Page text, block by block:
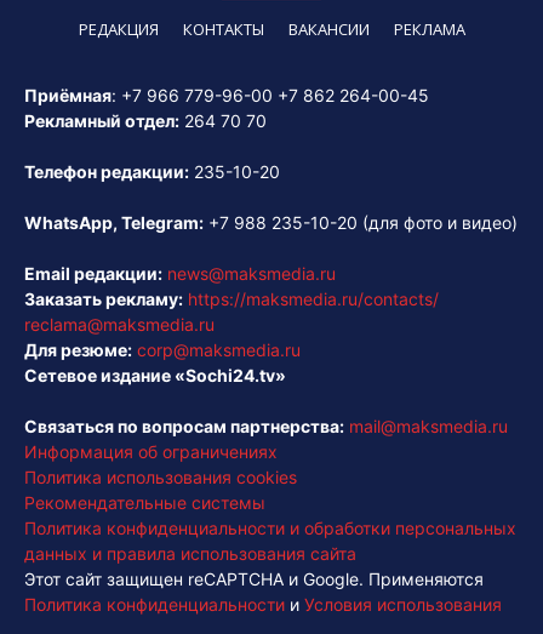
РЕДАКЦИЯ КОНТАКТЫ ВАКАНСИИ РЕКЛАМА
Приёмная: +7 966 779-96-00 +7 862 264-00-45
Рекламный отдел: 264 70 70
Телефон редакции: 235-10-20
WhatsApp, Telegram: +7 988 235-10-20 (для фото и видео)
Email редакции: news@maksmedia.ru
Заказать рекламу: https://maksmedia.ru/contacts/
reclama@maksmedia.ru
Для резюме: corp@maksmedia.ru
Сетевое издание «Sochi24.tv»
Связаться по вопросам партнерства: mail@maksmedia.ru
Информация об ограничениях
Политика использования cookies
Рекомендательные системы
Политика конфиденциальности и обработки персональных
данных и правила использования сайта
Этот сайт защищен reCAPTCHA и Google. Применяются
Политика конфиденциальности и Условия использования